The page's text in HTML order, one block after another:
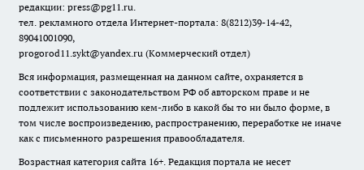
редакции: press@pg11.ru.
тел. рекламного отдела Интернет-портала: 8(8212)39-14-42,
89041001090,
progorod11.sykt@yandex.ru (Коммерческий отдел)
Вся информация, размещенная на данном сайте, охраняется в
соответствии с законодательством РФ об авторском праве и не
подлежит использованию кем-либо в какой бы то ни было форме, в
том числе воспроизведению, распространению, переработке не иначе
как с письменного разрешения правообладателя.
Возрастная категория сайта 16+. Редакция портала не несет